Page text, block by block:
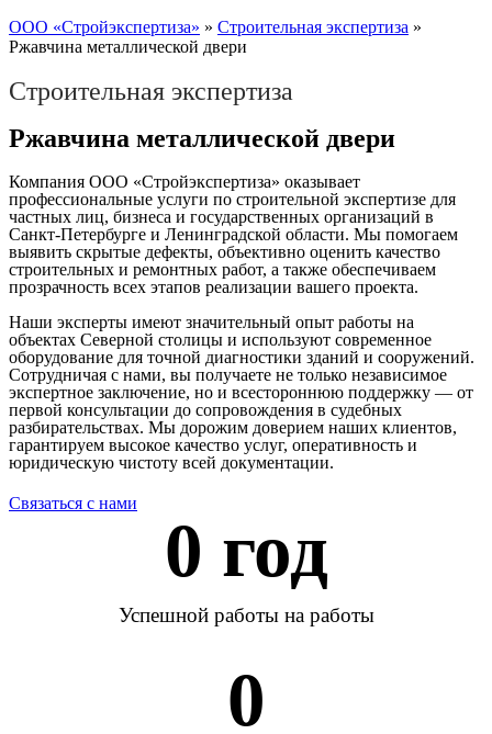
ООО «Стройэкспертиза» » Строительная экспертиза »
Ржавчина металлической двери
Строительная экспертиза
Ржавчина металлической двери
Компания ООО «Стройэкспертиза» оказывает
профессиональные услуги по строительной экспертизе для
частных лиц, бизнеса и государственных организаций в
Санкт-Петербурге и Ленинградской области. Мы помогаем
выявить скрытые дефекты, объективно оценить качество
строительных и ремонтных работ, а также обеспечиваем
прозрачность всех этапов реализации вашего проекта.
Наши эксперты имеют значительный опыт работы на
объектах Северной столицы и используют современное
оборудование для точной диагностики зданий и сооружений.
Сотрудничая с нами, вы получаете не только независимое
экспертное заключение, но и всестороннюю поддержку — от
первой консультации до сопровождения в судебных
разбирательствах. Мы дорожим доверием наших клиентов,
гарантируем высокое качество услуг, оперативность и
юридическую чистоту всей документации.
Связаться с нами
0 год
Успешной работы на работы
0